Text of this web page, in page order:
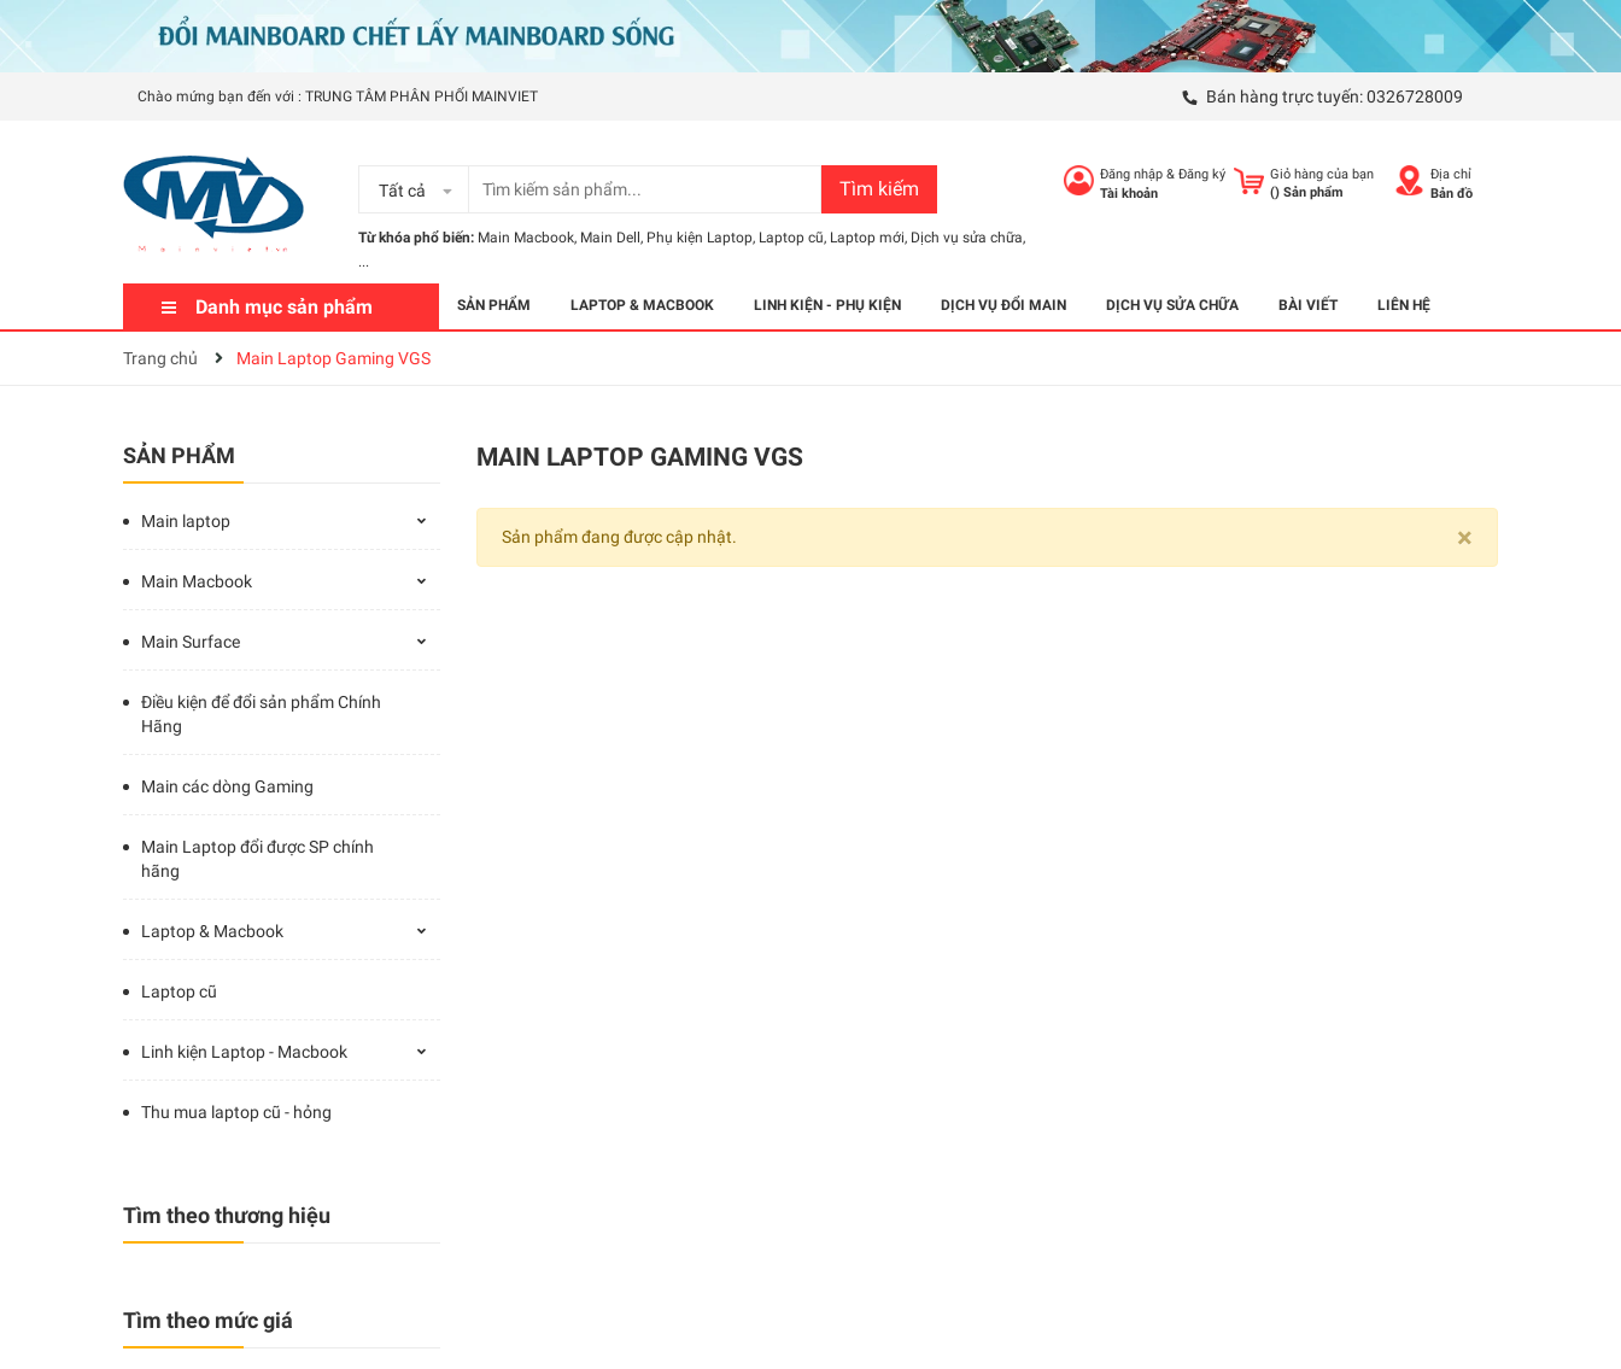
Chào mứng bạn đến với : TRUNG TÂM PHÂN PHỐI MAINVIET Bán hàng trực tuyến:0326728009
Tất cả Tìm kiếm
Từ khóa phổ biến: Main Macbook, Main Dell, Phụ kiện Laptop, Laptop cũ, Laptop mới, Dịch vụ sửa chữa,
...
Đăng nhập & Đăng ký
Tài khoản
Giỏ hàng của bạn
() Sản phẩm
Địa chỉ
Bản đồ
Danh mục sản phẩm SẢN PHẨM LAPTOP & MACBOOK LINH KIỆN - PHỤ KIỆN DỊCH VỤ ĐỔI MAIN DỊCH VỤ SỬA CHỮA BÀI VIẾT LIÊN HỆ
Trang chủ Main Laptop Gaming VGS
SẢN PHẨM
Main laptop
Main Macbook
Main Surface
Điều kiện để đổi sản phẩm Chính
Hãng
Main các dòng Gaming
Main Laptop đổi được SP chính
hãng
Laptop & Macbook
Laptop cũ
Linh kiện Laptop - Macbook
Thu mua laptop cũ - hỏng
Tìm theo thương hiệu
Tìm theo mức giá
MAIN LAPTOP GAMING VGS
×
Sản phẩm đang được cập nhật.